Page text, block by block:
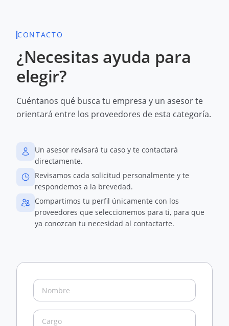
CONTACTO
¿Necesitas ayuda para
elegir?
Cuéntanos qué busca tu empresa y un asesor te
orientará entre los proveedores de esta categoría.
Un asesor revisará tu caso y te contactará
directamente.
Revisamos cada solicitud personalmente y te
respondemos a la brevedad.
Compartimos tu perfil únicamente con los
proveedores que seleccionemos para ti, para que
ya conozcan tu necesidad al contactarte.